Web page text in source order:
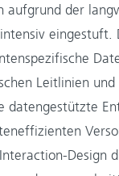
aufgrund der
eingestuft.
Leitlinien und
datengestützte
Design